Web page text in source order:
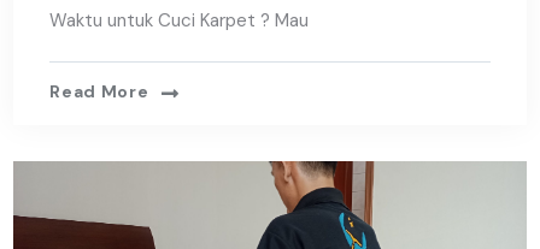
Waktu untuk Cuci Karpet ? Mau
Read More